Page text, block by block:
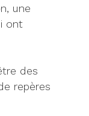
une
ont
des
repères